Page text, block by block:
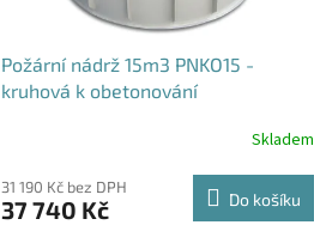
Požární nádrž 15m3 PNKO15 -
kruhová k obetonování
Skladem
31 190 Kč bez DPH
37 740 Kč Do košíku